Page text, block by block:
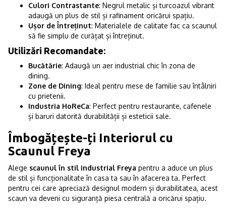
Culori Contrastante: Negrul metalic și turcoazul vibrant
adaugă un plus de stil și rafinament oricărui spațiu.
Ușor de Întreținut: Materialele de calitate fac ca scaunul
să fie simplu de curățat și întreținut.
Utilizări Recomandate:
Bucătărie: Adaugă un aer industrial chic în zona de
dining.
Zone de Dining: Ideal pentru mese de familie sau întâlniri
cu prietenii.
Industria HoReCa: Perfect pentru restaurante, cafenele
și baruri datorită durabilității și esteticii sale.
Îmbogățește-ți Interiorul cu
Scaunul Freya
Alege scaunul în stil industrial Freya pentru a aduce un plus
de stil și funcționalitate în casa ta sau în afacerea ta. Perfect
pentru cei care apreciază designul modern și durabilitatea, acest
scaun va deveni cu siguranță piesa centrală a oricărui spațiu.